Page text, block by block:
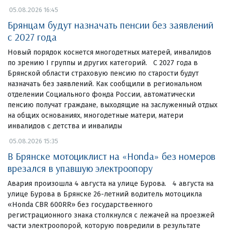
05.08.2026 16:45
Брянцам будут назначать пенсии без заявлений
с 2027 года
Новый порядок коснется многодетных матерей, инвалидов
по зрению I группы и других категорий. С 2027 года в
Брянской области страховую пенсию по старости будут
назначать без заявлений. Как сообщили в региональном
отделении Социального фонда России, автоматически
пенсию получат граждане, выходящие на заслуженный отдых
на общих основаниях, многодетные матери, матери
инвалидов с детства и инвалиды
05.08.2026 15:35
В Брянске мотоциклист на «Honda» без номеров
врезался в упавшую электроопору
Авария произошла 4 августа на улице Бурова. 4 августа на
улице Бурова в Брянске 26-летний водитель мотоцикла
«Honda CBR 600RR» без государственного
регистрационного знака столкнулся с лежачей на проезжей
части электроопорой, которую повредили в результате